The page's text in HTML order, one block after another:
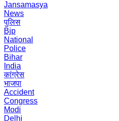
Jansamasya
News
पुलिस
Bjp
National
Police
Bihar
India
कांग्रेस
भाजपा
Accident
Congress
Modi
Delhi